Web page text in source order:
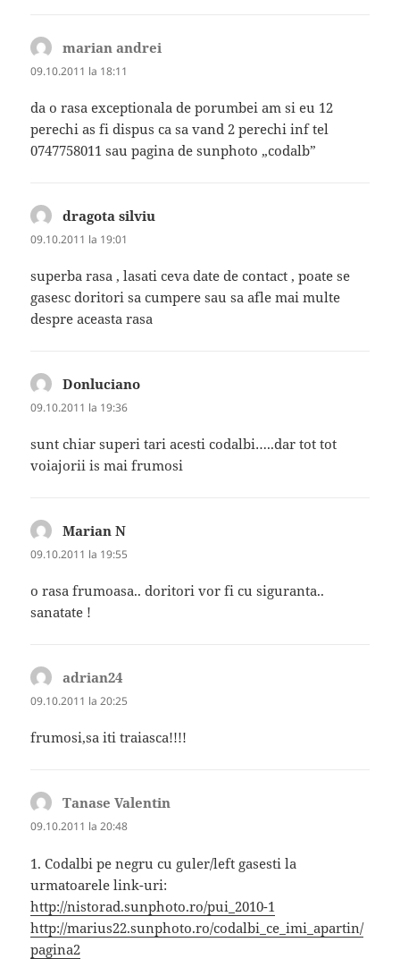
marian andrei
09.10.2011 la 18:11
da o rasa exceptionala de porumbei am si eu 12
perechi as fi dispus ca sa vand 2 perechi inf tel
0747758011 sau pagina de sunphoto „codalb”
dragota silviu
09.10.2011 la 19:01
superba rasa , lasati ceva date de contact , poate se
gasesc doritori sa cumpere sau sa afle mai multe
despre aceasta rasa
Donluciano
09.10.2011 la 19:36
sunt chiar superi tari acesti codalbi…..dar tot tot
voiajorii is mai frumosi
Marian N
09.10.2011 la 19:55
o rasa frumoasa.. doritori vor fi cu siguranta..
sanatate !
adrian24
09.10.2011 la 20:25
frumosi,sa iti traiasca!!!!
Tanase Valentin
09.10.2011 la 20:48
1. Codalbi pe negru cu guler/left gasesti la
urmatoarele link-uri:
http://nistorad.sunphoto.ro/pui_2010-1
http://marius22.sunphoto.ro/codalbi_ce_imi_apartin/
pagina2